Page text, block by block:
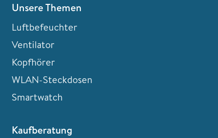
Unsere Themen
Luftbefeuchter
Ventilator
Kopfhörer
WLAN-Steckdosen
Smartwatch
Kaufberatung